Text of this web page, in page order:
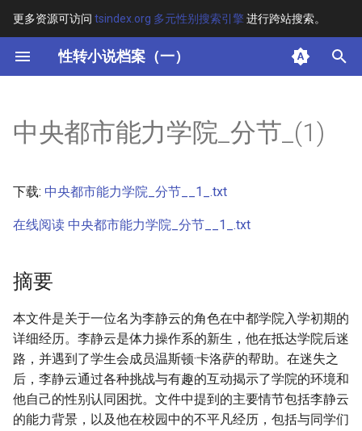
更多资源可访问 tsindex.org 多元性别搜索引擎进行跨站搜索。
性转小说档案（一）
键
搜
索
其他信息 [Processed Page
中央都市能力学院_分节_(1)
下载: 中央都市能力学院_分节__1_.txt
在线阅读 中央都市能力学院_分节__1_.txt
摘要
本文件是关于一位名为李静云的角色在中都学院入学初期的
详细经历。李静云是体力操作系的新生，他在抵达学院后迷
路，并遇到了学生会成员温斯顿·卡洛萨的帮助。在迷失之
后，李静云通过各种挑战与有趣的互动揭示了学院的环境和
他自己的性别认同困扰。文件中提到的主要情节包括李静云
的能力背景，以及他在校园中的不平凡经历，包括与同学们